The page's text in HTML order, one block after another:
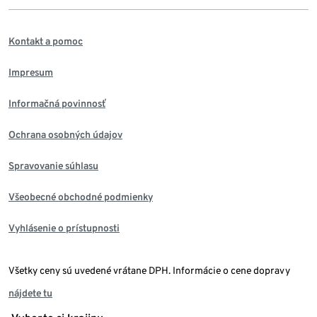
Kontakt a pomoc
Impresum
Informačná povinnosť
Ochrana osobných údajov
Spravovanie súhlasu
Všeobecné obchodné podmienky
Vyhlásenie o prístupnosti
Všetky ceny sú uvedené vrátane DPH. Informácie o cene dopravy
nájdete tu